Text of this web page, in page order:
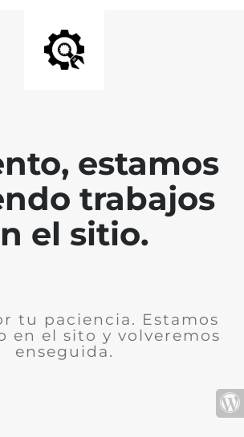
estamos
trabajos
el sitio.
tu paciencia. Estamos
en el sito y volveremos
enseguida.